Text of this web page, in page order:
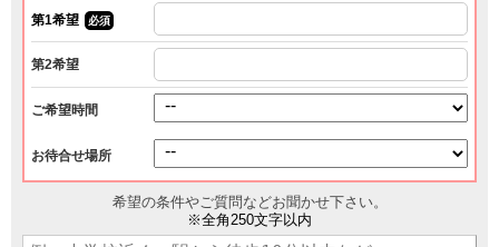
第1希望 必須
第2希望
ご希望時間
お待合せ場所
希望の条件やご質問などお聞かせ下さい。
※全角250文字以内